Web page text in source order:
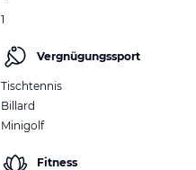
1
Vergnügungssport
Tischtennis
Billard
Minigolf
Fitness